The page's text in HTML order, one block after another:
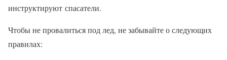
инструктируют спасатели.
Чтобы не провалиться под лед, не забывайте о следующих
правилах: